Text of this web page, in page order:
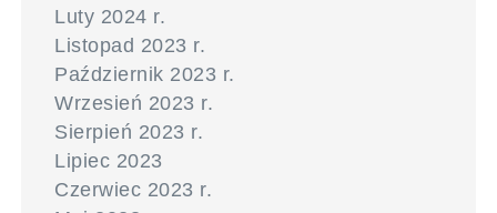
Luty 2024 r.
Listopad 2023 r.
Październik 2023 r.
Wrzesień 2023 r.
Sierpień 2023 r.
Lipiec 2023
Czerwiec 2023 r.